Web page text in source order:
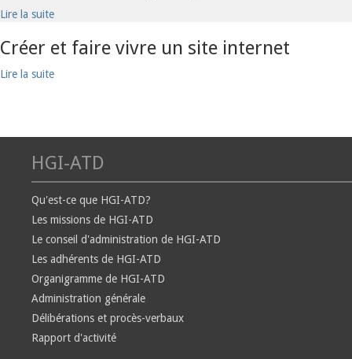
Lire la suite
Créer et faire vivre un site internet
Lire la suite
HGI-ATD
Qu'est-ce que HGI-ATD?
Les missions de HGI-ATD
Le conseil d'administration de HGI-ATD
Les adhérents de HGI-ATD
Organigramme de HGI-ATD
Administration générale
Délibérations et procès-verbaux
Rapport d'activité